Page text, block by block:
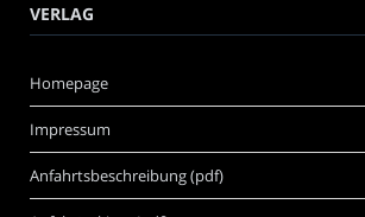
VERLAG
Homepage
Impressum
Anfahrtsbeschreibung (pdf)